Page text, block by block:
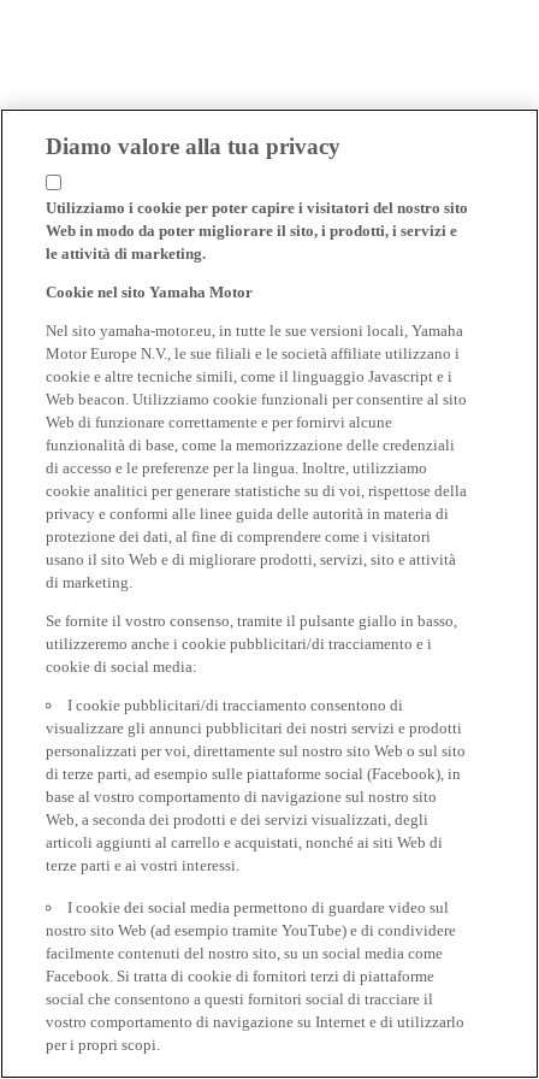
Diamo valore alla tua privacy
Utilizziamo i cookie per poter capire i visitatori del nostro sito
Web in modo da poter migliorare il sito, i prodotti, i servizi e
le attività di marketing.
Cookie nel sito Yamaha Motor
Nel sito yamaha-motor.eu, in tutte le sue versioni locali, Yamaha
Motor Europe N.V., le sue filiali e le società affiliate utilizzano i
cookie e altre tecniche simili, come il linguaggio Javascript e i
Web beacon. Utilizziamo cookie funzionali per consentire al sito
Web di funzionare correttamente e per fornirvi alcune
funzionalità di base, come la memorizzazione delle credenziali
di accesso e le preferenze per la lingua. Inoltre, utilizziamo
cookie analitici per generare statistiche su di voi, rispettose della
privacy e conformi alle linee guida delle autorità in materia di
protezione dei dati, al fine di comprendere come i visitatori
usano il sito Web e di migliorare prodotti, servizi, sito e attività
di marketing.
Se fornite il vostro consenso, tramite il pulsante giallo in basso,
utilizzeremo anche i cookie pubblicitari/di tracciamento e i
cookie di social media:
I cookie pubblicitari/di tracciamento consentono di
visualizzare gli annunci pubblicitari dei nostri servizi e prodotti
personalizzati per voi, direttamente sul nostro sito Web o sul sito
di terze parti, ad esempio sulle piattaforme social (Facebook), in
base al vostro comportamento di navigazione sul nostro sito
Web, a seconda dei prodotti e dei servizi visualizzati, degli
articoli aggiunti al carrello e acquistati, nonché ai siti Web di
terze parti e ai vostri interessi.
I cookie dei social media permettono di guardare video sul
nostro sito Web (ad esempio tramite YouTube) e di condividere
facilmente contenuti del nostro sito, su un social media come
Facebook. Si tratta di cookie di fornitori terzi di piattaforme
social che consentono a questi fornitori social di tracciare il
vostro comportamento di navigazione su Internet e di utilizzarlo
per i propri scopi.